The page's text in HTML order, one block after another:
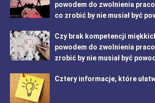
powodem do zwolnienia
co zrobić by nie musiał być
Czy brak kompetencji
powodem do zwolnienia
zrobić by nie musiał być
Cztery informacje, które